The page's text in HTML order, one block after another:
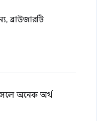
ব্রাউজারটি
অনেক অর্থ